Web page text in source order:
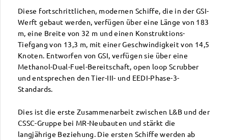
Diese fortschrittlichen, modernen Schiffe, die in der GSI-
Werft gebaut werden, verfügen über eine Länge von 183
m, eine Breite von 32 m und einen Konstruktions-
Tiefgang von 13,3 m, mit einer Geschwindigkeit von 14,5
Knoten. Entworfen von GSI, verfügen sie über eine
Methanol-Dual-Fuel-Bereitschaft, open loop Scrubber
und entsprechen den Tier-III- und EEDI-Phase-3-
Standards.
Dies ist die erste Zusammenarbeit zwischen L&B und der
CSSC-Gruppe bei MR-Neubauten und stärkt die
langjährige Beziehung. Die ersten Schiffe werden ab